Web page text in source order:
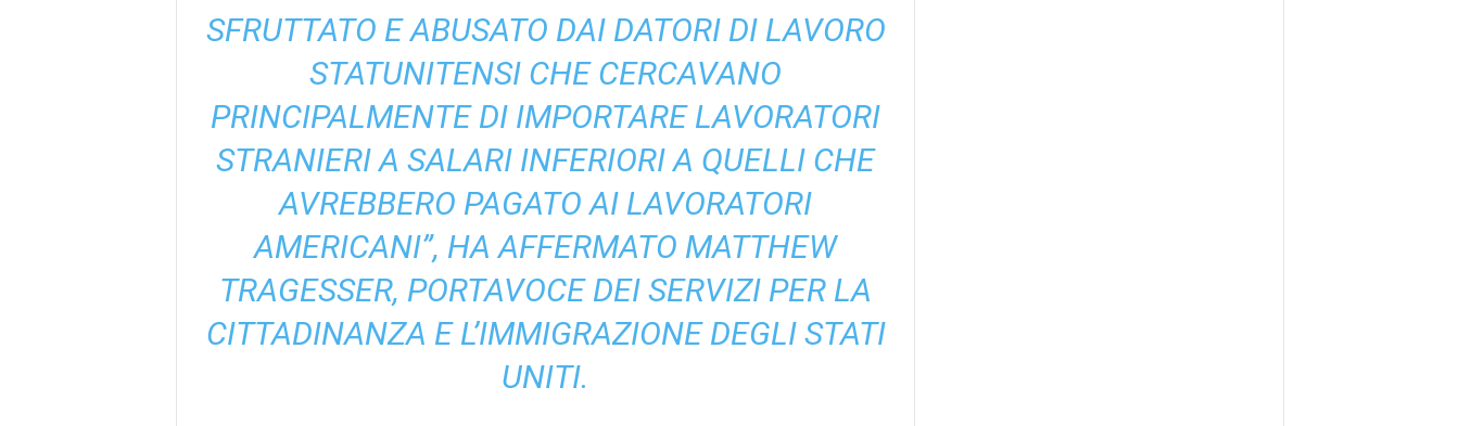
SFRUTTATO E ABUSATO DAI DATORI DI LAVORO
STATUNITENSI CHE CERCAVANO
PRINCIPALMENTE DI IMPORTARE LAVORATORI
STRANIERI A SALARI INFERIORI A QUELLI CHE
AVREBBERO PAGATO AI LAVORATORI
AMERICANI”, HA AFFERMATO MATTHEW
TRAGESSER, PORTAVOCE DEI SERVIZI PER LA
CITTADINANZA E L’IMMIGRAZIONE DEGLI STATI
UNITI.